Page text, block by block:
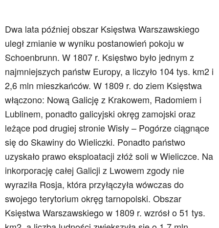
Dwa lata później obszar Księstwa Warszawskiego
uległ zmianie w wyniku postanowień pokoju w
Schoenbrunn. W 1807 r. Księstwo było jednym z
najmniejszych państw Europy, a liczyło 104 tys. km2 i
2,6 mln mieszkańców. W 1809 r. do ziem Księstwa
włączono: Nową Galicję z Krakowem, Radomiem i
Lublinem, ponadto galicyjski okręg zamojski oraz
leżące pod drugiej stronie Wisły – Pogórze ciągnące
się do Skawiny do Wieliczki. Ponadto państwo
uzyskało prawo eksploatacji złóż soli w Wieliczce. Na
inkorporację całej Galicji z Lwowem zgody nie
wyraziła Rosja, która przyłączyła wówczas do
swojego terytorium okręg tarnopolski. Obszar
Księstwa Warszawskiego w 1809 r. wzrósł o 51 tys.